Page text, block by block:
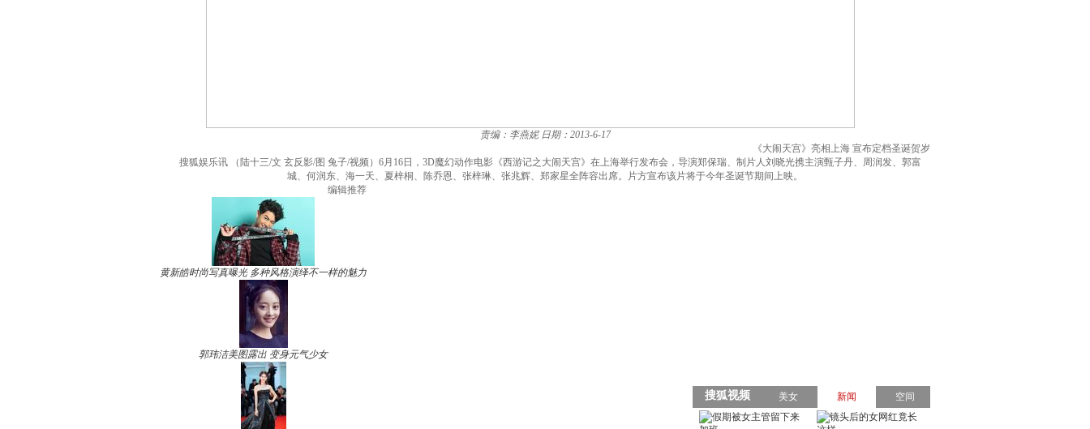
责编：李燕妮 日期：2013-6-17
《大闹天宫》亮相上海 宣布定档圣诞贺岁
搜狐娱乐讯 （陆十三/文 玄反影/图 兔子/视频）6月16日，3D魔幻动作电影《西游记之大闹天宫》在上海举行发布会，导演郑保瑞、制片人刘晓光携主演甄子丹、周润发、郭富
城、何润东、海一天、夏梓桐、陈乔恩、张梓琳、张兆辉、郑家星全阵容出席。片方宣布该片将于今年圣诞节期间上映。
编辑推荐
黄新皓时尚写真曝光 多种风格演绎不一样的魅力
郭玮洁美图露出 变身元气少女